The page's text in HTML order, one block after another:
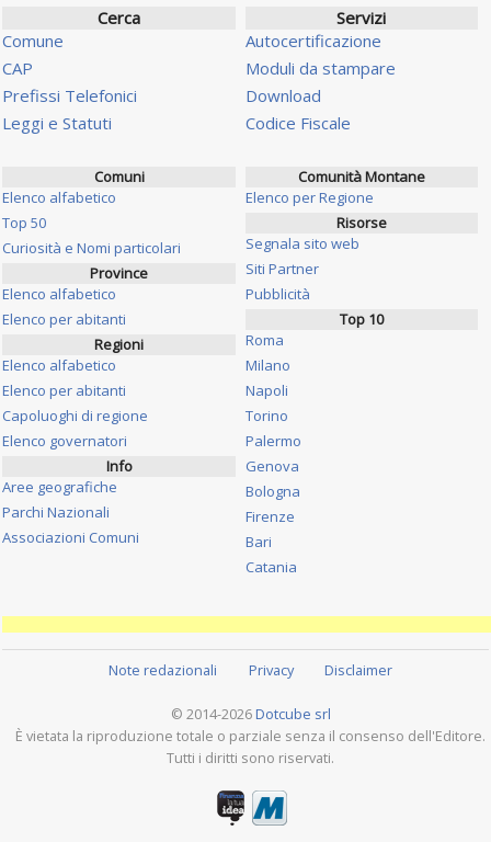
Cerca
Comune
CAP
Prefissi Telefonici
Leggi e Statuti
Servizi
Autocertificazione
Moduli da stampare
Download
Codice Fiscale
Comuni
Elenco alfabetico
Top 50
Curiosità e Nomi particolari
Province
Elenco alfabetico
Elenco per abitanti
Regioni
Elenco alfabetico
Elenco per abitanti
Capoluoghi di regione
Elenco governatori
Info
Aree geografiche
Parchi Nazionali
Associazioni Comuni
Comunità Montane
Elenco per Regione
Risorse
Segnala sito web
Siti Partner
Pubblicità
Top 10
Roma
Milano
Napoli
Torino
Palermo
Genova
Bologna
Firenze
Bari
Catania
Note redazionali Privacy Disclaimer
© 2014-2026 Dotcube srl
È vietata la riproduzione totale o parziale senza il consenso dell'Editore.
Tutti i diritti sono riservati.